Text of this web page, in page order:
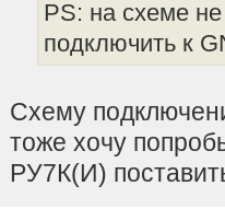
PS: на схеме
подключить к
Схему
тоже хочу
РУ7К(И)